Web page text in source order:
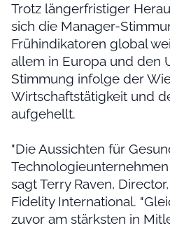
Trotz längerfristiger
sich die Manager-
Frühindikatoren global
allem in Europa und den
Stimmung infolge der
Wirtschaftstätigkeit und
aufgehellt.
"Die Aussichten für
sagt Terry Raven,
Fidelity International.
zuvor am stärksten in